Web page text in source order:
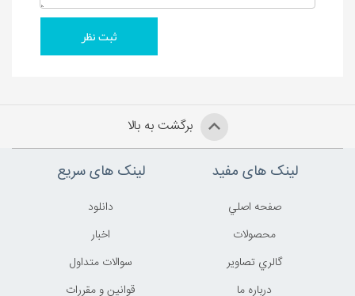
برگشت به بالا
لینک های مفید
صفحه اصلي
محصولات
گالري تصاوير
درباره ما
لینک های سریع
دانلود
اخبار
سوالات متداول
قوانين و مقررات